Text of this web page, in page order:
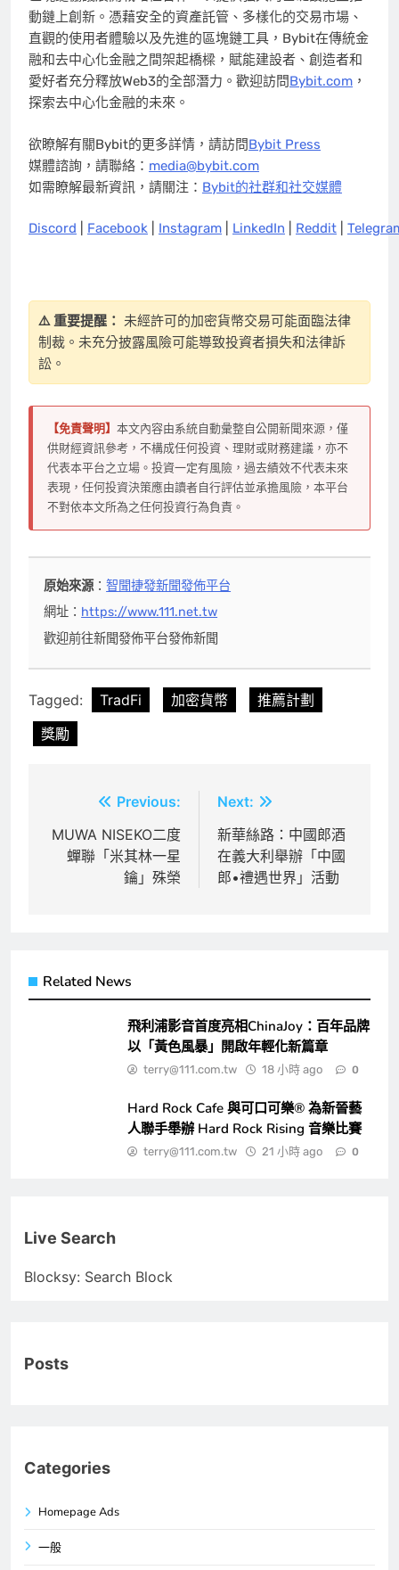
動鏈上創新。憑藉安全的資產託管、多樣化的交易市場、
直觀的使用者體驗以及先進的區塊鏈工具，Bybit在傳統金
融和去中心化金融之間架起橋樑，賦能建設者、創造者和
愛好者充分釋放Web3的全部潛力。歡迎訪問Bybit.com ，
探索去中心化金融的未來。
欲瞭解有關Bybit的更多詳情，請訪問Bybit Press
媒體諮詢，請聯絡： media@bybit.com
如需瞭解最新資訊，請關注： Bybit的社群和社交媒體
Discord Facebook Instagram LinkedIn Reddit
⚠️ 重要提醒： 未經許可的加密貨幣交易可能面臨法律
制裁。未充分披露風險可能導致投資者損失和法律訴
訟。
【免責聲明】 本文內容由系統自動彙整自公開新聞來源，僅
供財經資訊參考，不構成任何投資、理財或財務建議，亦不
代表本平台之立場。投資一定有風險，過去績效不代表未來
表現，任何投資決策應由讀者自行評估並承擔風險，本平台
不對依本文所為之任何投資行為負責。
原始來源：智聞捷發新聞發佈平台
網址： https://www.111.net.tw
歡迎前往新聞發佈平台發佈新聞
Tagged: TradFi 加密貨幣
推薦計劃
獎勵
章
Previous:
MUWA NISEKO二度
蟬聯「米其林一星
鑰」殊榮
Next:
新華絲路：中國郎酒
在義大利舉辦「中國
郎•禮遇世界」活動
Related News
飛利浦影音首度亮相ChinaJoy：百年品牌
以「黃色風暴」開啟年輕化新篇章
terry@111.com.tw 18 小時 ago 0
Hard Rock Cafe 與可口可樂® 為新晉藝
人聯手舉辦 Hard Rock Rising 音樂比賽
terry@111.com.tw 21 小時 ago 0
Live Search
Blocksy: Search Block
Posts
Categories
Homepage Ads
一般